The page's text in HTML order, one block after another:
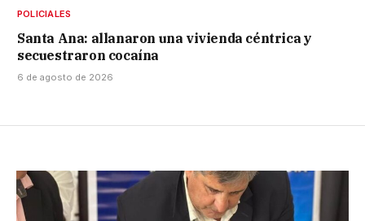
POLICIALES
Santa Ana: allanaron una vivienda céntrica y
secuestraron cocaína
6 de agosto de 2026